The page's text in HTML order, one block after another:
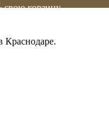
свою корзину.
Краснодаре.